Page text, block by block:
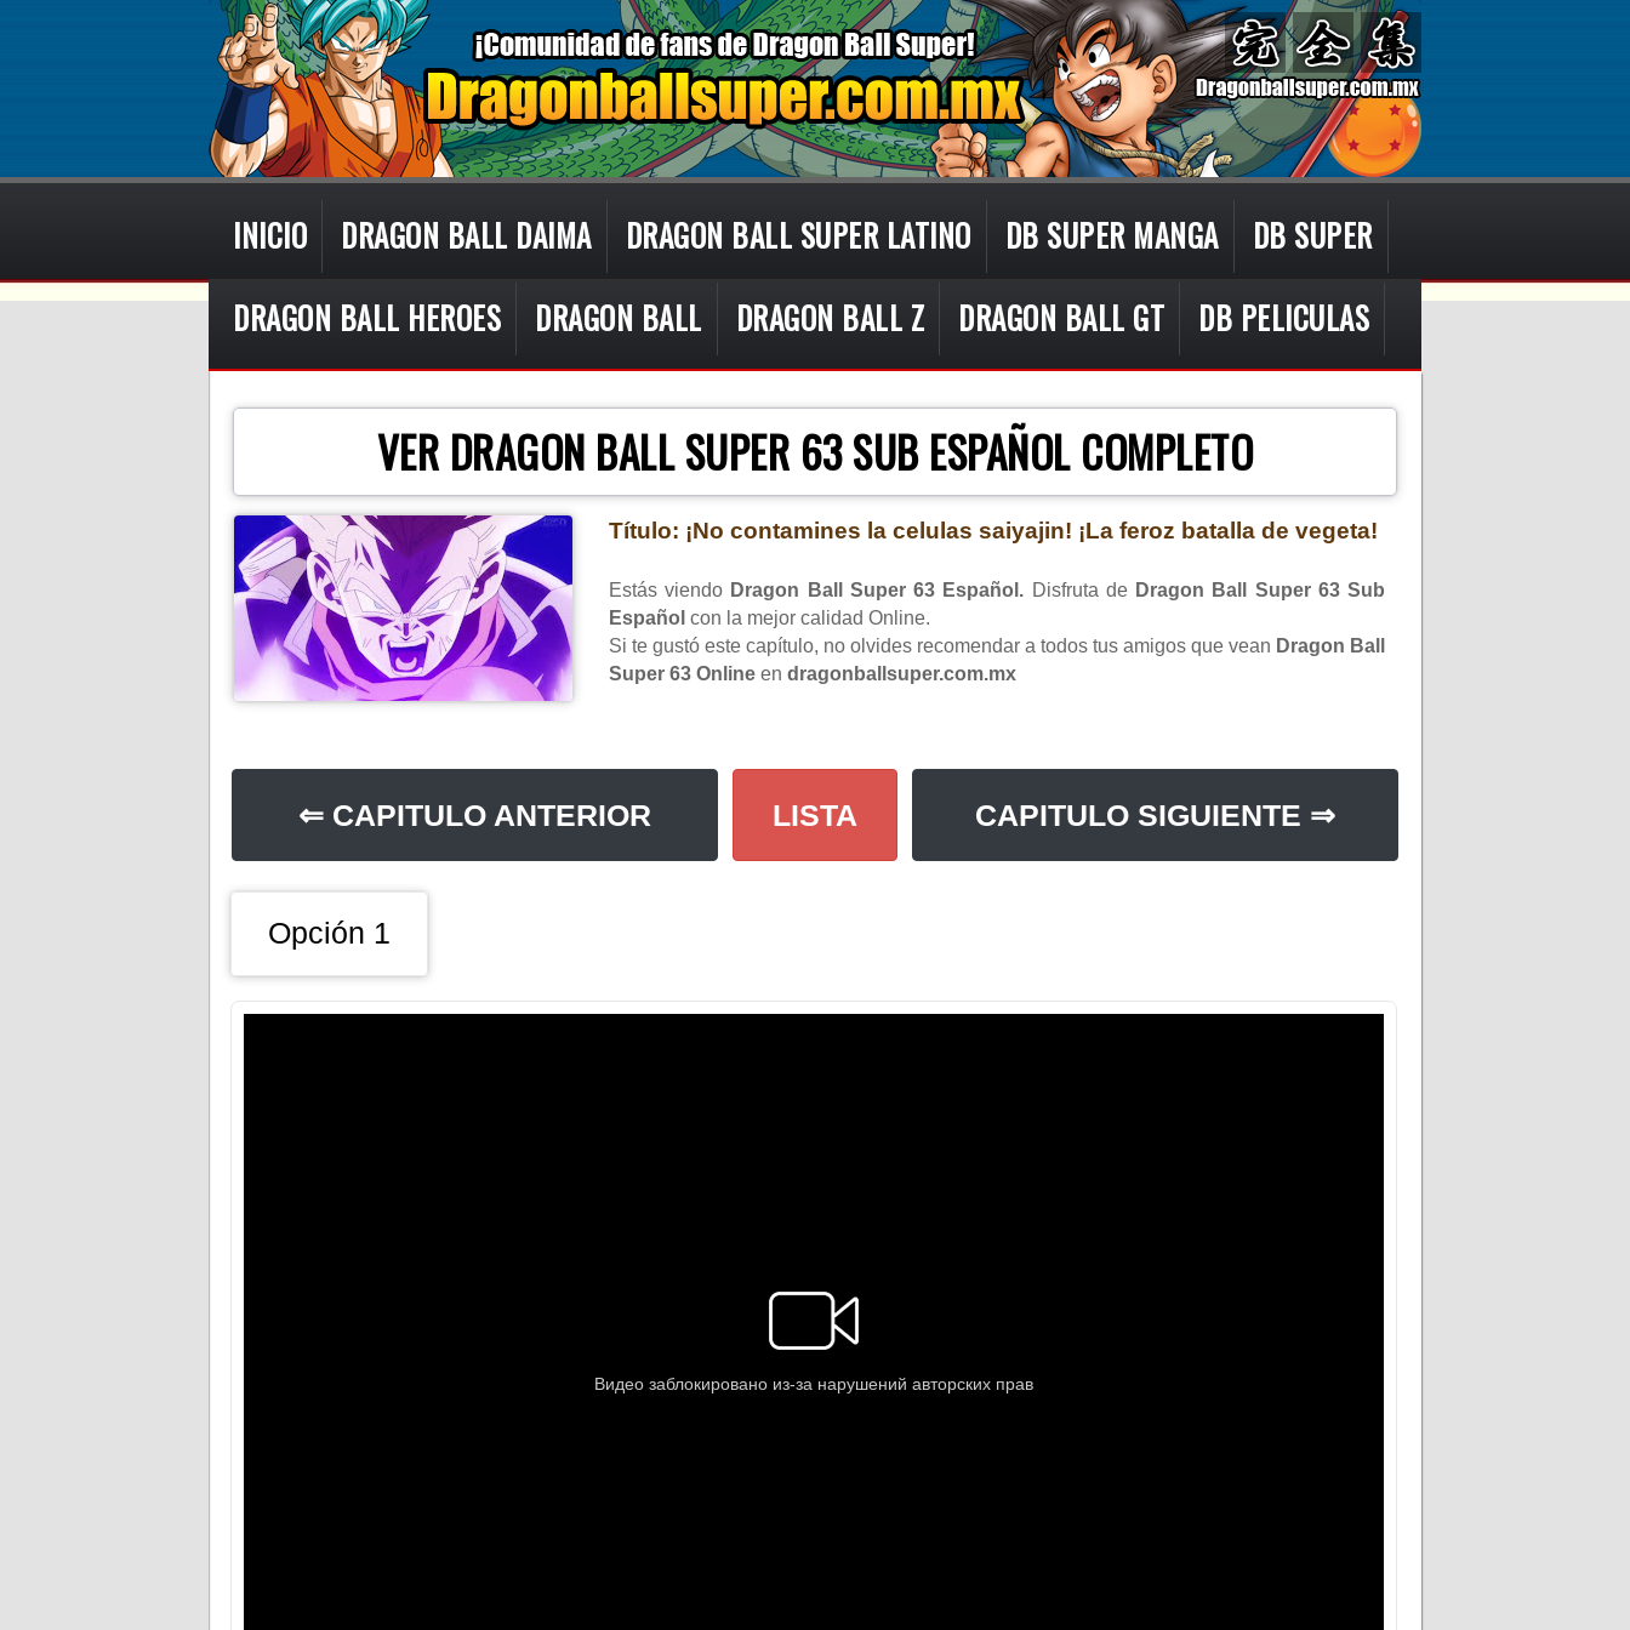
INICIO DRAGON BALL DAIMA DRAGON BALL SUPER LATINO DB SUPER MANGA
DB SUPER
DRAGON BALL HEROES
DRAGON BALL DRAGON BALL Z DRAGON BALL GT
DB PELICULAS
CON TECNOLOGÍA DEBLOGGER.
VER DRAGON BALL SUPER 63 SUB ESPAÑOL COMPLETO
Título: ¡No contamines la celulas saiyajin! ¡La feroz batalla de vegeta!
Estás viendo Dragon Ball Super 63 Español. Disfruta de Dragon Ball Super 63 Sub
Español con la mejor calidad Online.
Si te gustó este capítulo, no olvides recomendar a todos tus amigos que vean Dragon Ball
Super 63 Online en dragonballsuper.com.mx
⇐ CAPITULO ANTERIOR LISTA CAPITULO SIGUIENTE ⇒
Opción 1